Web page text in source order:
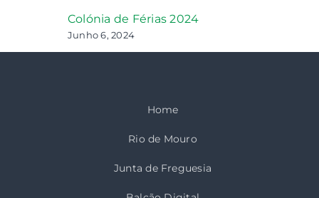
Colónia de Férias 2024
Junho 6, 2024
Home
Rio de Mouro
Junta de Freguesia